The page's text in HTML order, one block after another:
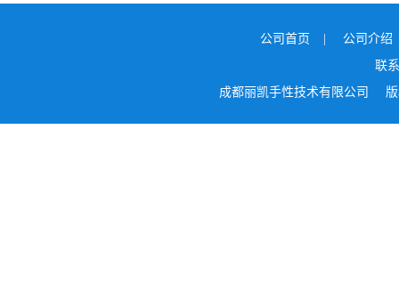
公司首页
公司介绍
联
成都丽凯手性技术有限公司